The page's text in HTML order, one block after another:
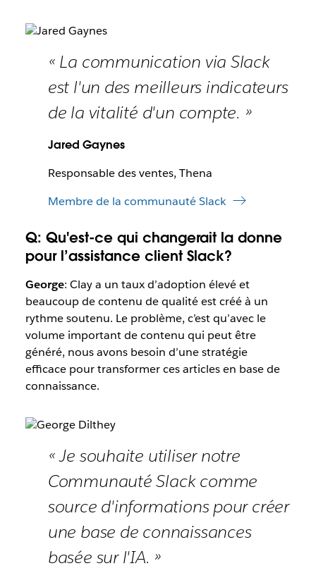
« La communication via Slack
est l'un des meilleurs indicateurs
de la vitalité d'un compte. »
Jared Gaynes
Responsable des ventes, Thena
Membre de la communauté Slack
Q: Qu'est-ce qui changerait la donne
pour l’assistance client Slack?
George: Clay a un taux d’adoption élevé et
beaucoup de contenu de qualité est créé à un
rythme soutenu. Le problème, c’est qu’avec le
volume important de contenu qui peut être
généré, nous avons besoin d’une stratégie
efficace pour transformer ces articles en base de
connaissance.
« Je souhaite utiliser notre
Communauté Slack comme
source d'informations pour créer
une base de connaissances
basée sur l'IA. »